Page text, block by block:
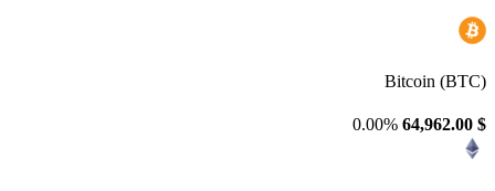
Bitcoin (BTC)
$
64,962.00
0.00%